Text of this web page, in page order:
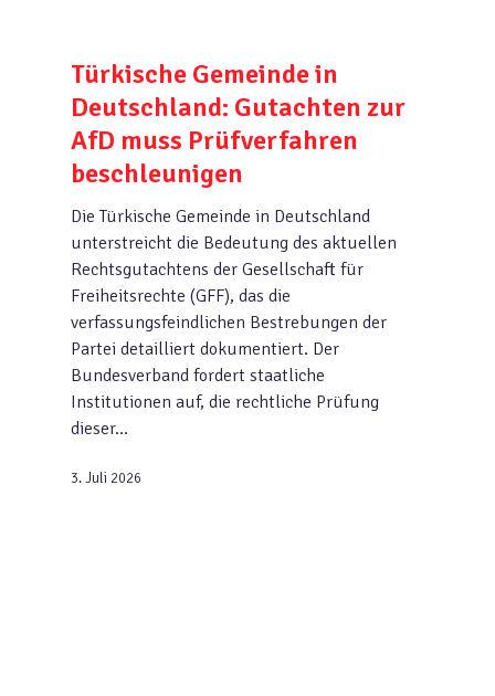
Türkische Gemeinde in
Deutschland: Gutachten zur
AfD muss Prüfverfahren
beschleunigen
Die Türkische Gemeinde in Deutschland
unterstreicht die Bedeutung des aktuellen
Rechtsgutachtens der Gesellschaft für
Freiheitsrechte (GFF), das die
verfassungsfeindlichen Bestrebungen der
Partei detailliert dokumentiert. Der
Bundesverband fordert staatliche
Institutionen auf, die rechtliche Prüfung
dieser…
3. Juli 2026